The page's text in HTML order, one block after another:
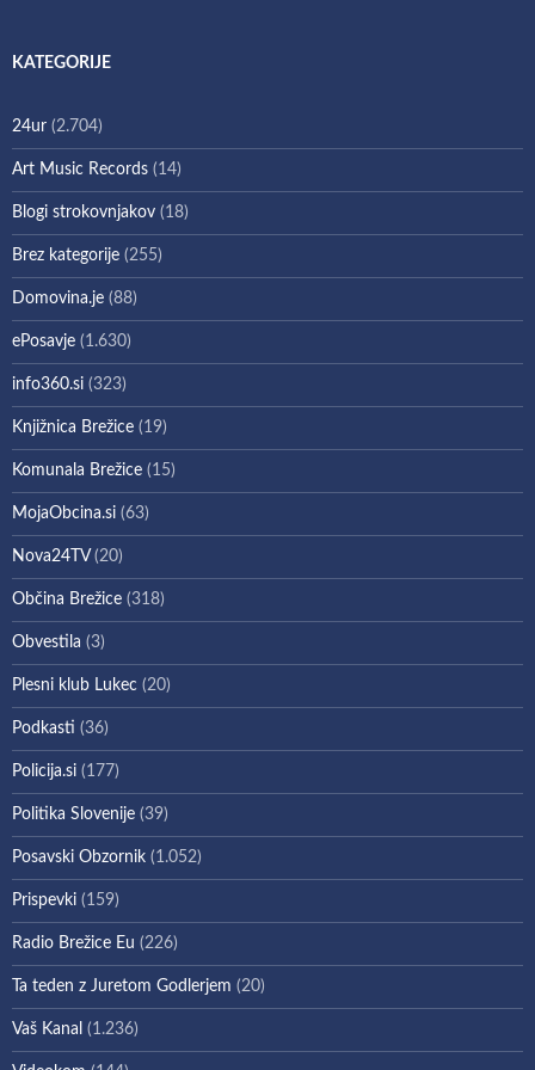
KATEGORIJE
24ur (2.704)
Art Music Records (14)
Blogi strokovnjakov (18)
Brez kategorije (255)
Domovina.je (88)
ePosavje (1.630)
info360.si (323)
Knjižnica Brežice (19)
Komunala Brežice (15)
MojaObcina.si (63)
Nova24TV(20)
Občina Brežice (318)
Obvestila (3)
Plesni klub Lukec (20)
Podkasti (36)
Policija.si (177)
Politika Slovenije (39)
Posavski Obzornik (1.052)
Prispevki (159)
Radio Brežice Eu (226)
Ta teden z Juretom Godlerjem (20)
Vaš Kanal (1.236)